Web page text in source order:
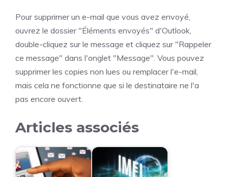
Pour supprimer un e-mail que vous avez envoyé,
ouvrez le dossier "Éléments envoyés" d'Outlook,
double-cliquez sur le message et cliquez sur "Rappeler
ce message" dans l'onglet "Message". Vous pouvez
supprimer les copies non lues ou remplacer l'e-mail,
mais cela ne fonctionne que si le destinataire ne l'a
pas encore ouvert.
Articles associés